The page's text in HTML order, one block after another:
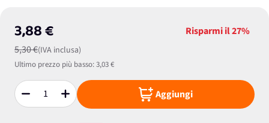
3,88 €
5,30 €(IVA inclusa)
Risparmi il27%
Ultimo prezzo più basso:3,03 €
Quantità Aggiungi